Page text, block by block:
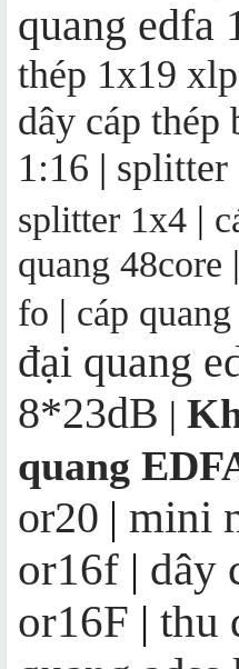
quang edfa
thép 1x19
dây cáp thép
1:16 | splitter
splitter 1x4 |
quang 48core |
fo | cáp
đại quang
8*23dB |
quang
or20 | mini
or16f | dây
or16F | thu